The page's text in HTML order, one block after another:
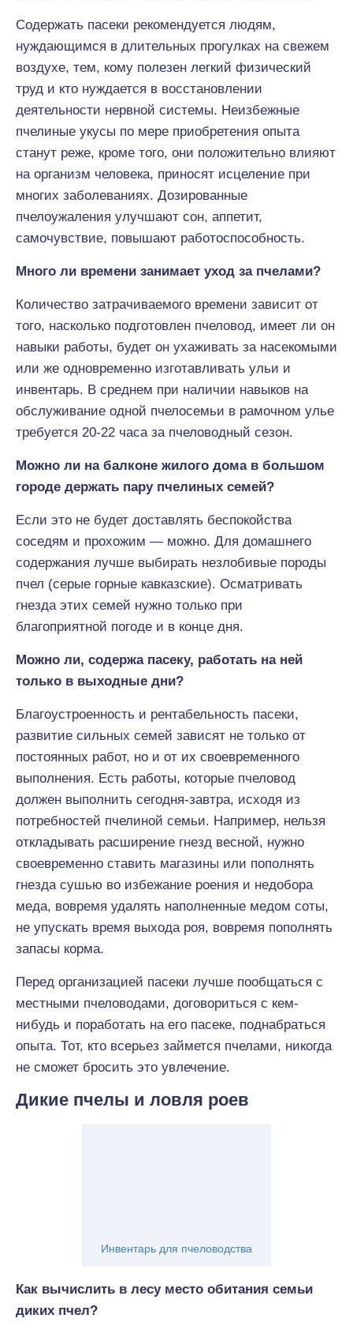
Содержать пасеки рекомендуется людям,
нуждающимся в длительных прогулках на свежем
воздухе, тем, кому полезен легкий физический
труд и кто нуждается в восстановлении
деятельности нервной системы. Неизбежные
пчелиные укусы по мере приобретения опыта
станут реже, кроме того, они положительно влияют
на организм человека, приносят исцеление при
многих заболеваниях. Дозированные
пчелоужаления улучшают сон, аппетит,
самочувствие, повышают работоспособность.
Много ли времени занимает уход за пчелами?
Количество затрачиваемого времени зависит от
того, насколько подготовлен пчеловод, имеет ли он
навыки работы, будет он ухаживать за насекомыми
или же одновременно изготавливать ульи и
инвентарь. В среднем при наличии навыков на
обслуживание одной пчелосемьи в рамочном улье
требуется 20-22 часа за пчеловодный сезон.
Можно ли на балконе жилого дома в большом
городе держать пару пчелиных семей?
Если это не будет доставлять беспокойства
соседям и прохожим — можно. Для домашнего
содержания лучше выбирать незлобивые породы
пчел (серые горные кавказские). Осматривать
гнезда этих семей нужно только при
благоприятной погоде и в конце дня.
Можно ли, содержа пасеку, работать на ней
только в выходные дни?
Благоустроенность и рентабельность пасеки,
развитие сильных семей зависят не только от
постоянных работ, но и от их своевременного
выполнения. Есть работы, которые пчеловод
должен выполнить сегодня-завтра, исходя из
потребностей пчелиной семьи. Например, нельзя
откладывать расширение гнезд весной, нужно
своевременно ставить магазины или пополнять
гнезда сушью во избежание роения и недобора
меда, вовремя удалять наполненные медом соты,
не упускать время выхода роя, вовремя пополнять
запасы корма.
Перед организацией пасеки лучше пообщаться с
местными пчеловодами, договориться с кем-
нибудь и поработать на его пасеке, поднабраться
опыта. Тот, кто всерьез займется пчелами, никогда
не сможет бросить это увлечение.
Дикие пчелы и ловля роев
Инвентарь для пчеловодства
Как вычислить в лесу место обитания семьи
диких пчел?